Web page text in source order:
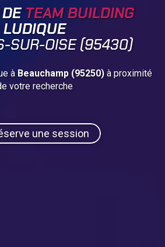
TEAM BUILDING
LUDIQUE
SUR-OISE (95430)
à Beauchamp (95250)à proximité
votre recherche
une session